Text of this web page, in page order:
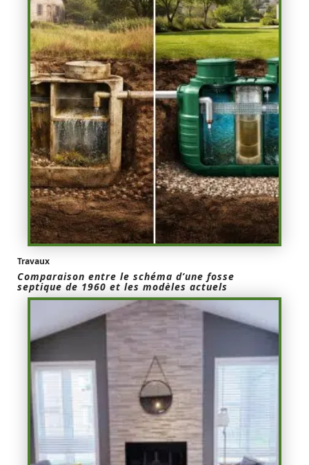
Travaux
Comparaison entre le schéma d’une fosse
septique de 1960 et les modèles actuels